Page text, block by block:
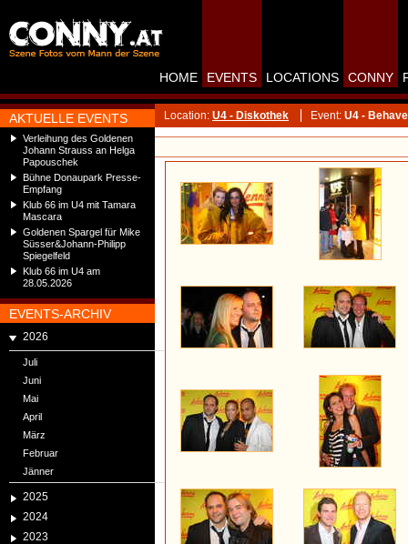
AKTUELLE EVENTS
Verleihung des Goldenen
Johann Strauss an Helga
Papouschek
Bühne Donaupark Presse-
Empfang
Klub 66 im U4 mit Tamara
Mascara
Goldenen Spargel für Mike
Süsser&Johann-Philipp
Spiegelfeld
Klub 66 im U4 am
28.05.2026
EVENTS-ARCHIV
2026
Juli
Juni
Mai
April
März
Februar
Jänner
2025
2024
2023
HOME EVENTS LOCATIONS CONNY
Location: U4 - Diskothek Event: U4 -